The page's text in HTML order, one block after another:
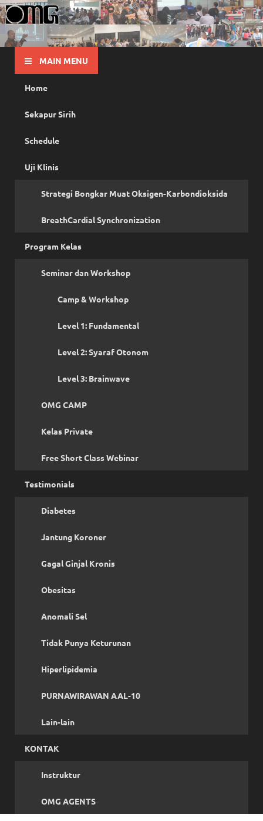
OMG
Pusat Pelatihan Olah Napas Modern
MAIN MENU
Home
Sekapur Sirih
Schedule
Uji Klinis
Strategi Bongkar Muat Oksigen-Karbondioksida
BreathCardial Synchronization
Program Kelas
Seminar dan Workshop
Camp & Workshop
Level 1: Fundamental
Level 2: Syaraf Otonom
Level 3: Brainwave
OMG CAMP
Kelas Private
Free Short Class Webinar
Testimonials
Diabetes
Jantung Koroner
Gagal Ginjal Kronis
Obesitas
Anomali Sel
Tidak Punya Keturunan
Hiperlipidemia
PURNAWIRAWAN AAL-10
Lain-lain
KONTAK
Instruktur
OMG AGENTS